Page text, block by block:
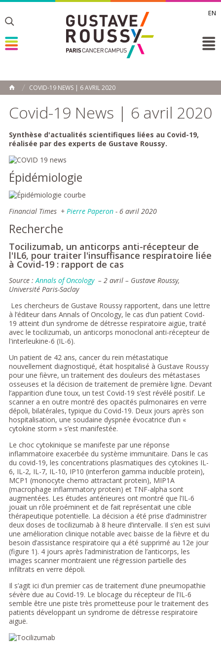
EN
Toggle
Toggle
ACCUEIL
COVID-19 NEWS | 6 AVRIL 2020
Covid-19 News | 6 avril 2020
Synthèse d'actualités scientifiques liées au Covid-19,
réalisée par des experts de Gustave Roussy.
Épidémiologie
Financial Times + Pierre Paperon- 6 avril 2020
Recherche
Tocilizumab, un anticorps anti-récepteur de
l'IL6, pour traiter l'insuffisance respiratoire liée
à Covid-19 : rapport de cas
Source : Annals of Oncology– 2 avril – Gustave Roussy,
Université Paris-Saclay
Les chercheurs de Gustave Roussy rapportent, dans une lettre
à l’éditeur dans Annals of Oncology, le cas d’un patient Covid-
19 atteint d’un syndrome de détresse respiratoire aigüe, traité
avec le tocilizumab, un anticorps monoclonal anti-récepteur de
l'interleukine-6 (IL-6).
Un patient de 42 ans, cancer du rein métastatique
nouvellement diagnostiqué, était hospitalisé à Gustave Roussy
pour une fièvre, un traitement des douleurs des métastases
osseuses et la décision de traitement de première ligne. Devant
l’apparition d’une toux, un test Covid-19 s’est révélé positif. Le
scanner a en outre montré des opacités pulmonaires en verre
dépoli, bilatérales, typique du Covid-19. Deux jours après son
hospitalisation, une soudaine dyspnée évocatrice d’un «
cytokine storm » s’est manifestée.
Le choc cytokinique se manifeste par une réponse
inflammatoire exacerbée du système immunitaire. Dans le cas
du covid-19, les concentrations plasmatiques des cytokines IL-
6, IL-2, IL-7, IL-10, IP10 (interferon gamma inducible protein),
MCP1 (monocyte chemo attractant protein), MIP1A
(macrophage inflammatory protein) et TNF-alpha sont
augmentées. Les études antérieures ont montré que l’IL-6
jouait un rôle proéminent et de fait représentait une cible
thérapeutique potentielle. La décision a été prise d’administrer
deux doses de tocilizumab à 8 heure d’intervalle. Il s’en est suivi
une amélioration clinique notable avec baisse de la fièvre et du
besoin d’assistance respiratoire qui a été supprimé au 12e jour
(figure 1). 4 jours après l’administration de l’anticorps, les
images scanner montraient une régression partielle des
infiltrats en verre dépoli.
Il s’agit ici d’un premier cas de traitement d’une pneumopathie
sévère due au Covid-19. Le blocage du récepteur de l’IL-6
semble être une piste très prometteuse pour le traitement des
patients développant un syndrome de détresse respiratoire
aiguë.